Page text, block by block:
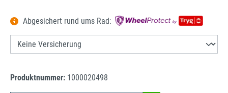
Abgesichert rund ums Rad:
Produktnummer: 1000020498